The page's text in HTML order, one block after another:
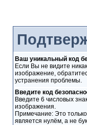
Ваш уникальный код
Если Вы не видите
изображение,
устранения проблемы.
Введите код
Введите 6 числовых
изображения.
Примечание: Это
является нулём, а не